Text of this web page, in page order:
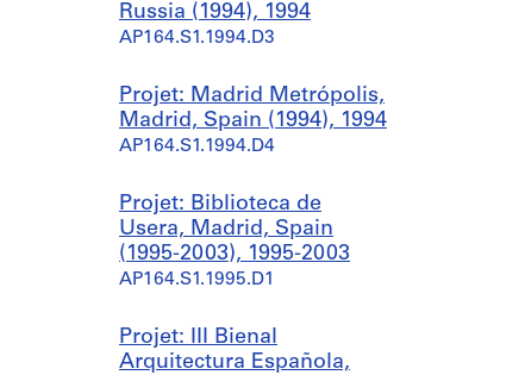
Russia (1994), 1994
AP164.S1.1994.D3
Projet: Madrid Metrópolis,
Madrid, Spain (1994), 1994
AP164.S1.1994.D4
Projet: Biblioteca de
Usera, Madrid, Spain
(1995-2003), 1995-2003
AP164.S1.1995.D1
Projet: III Bienal
Arquitectura Española,